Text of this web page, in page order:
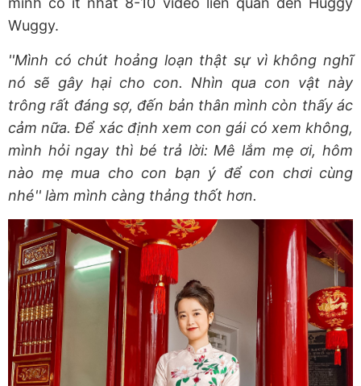
Wuggy.
''Mình có chút hoảng loạn thật sự vì không nghĩ
nó sẽ gây hại cho con. Nhìn qua con vật này
trông rất đáng sợ, đến bản thân mình còn thấy ác
cảm nữa. Để xác định xem con gái có xem không,
mình hỏi ngay thì bé trả lời: Mê lắm mẹ ơi, hôm
nào mẹ mua cho con bạn ý để con chơi cùng
nhé'' làm mình càng thảng thốt hơn.